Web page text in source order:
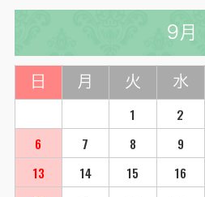
9月
日 月 火 水
1 2
6
7 8 9
13
14 15 16